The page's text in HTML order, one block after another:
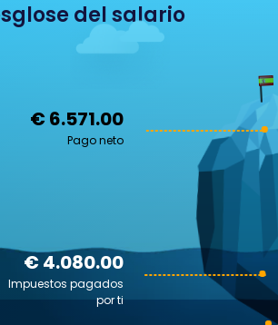
del salario
€ 6.571.00
Pago neto
€ 4.080.00
Impuestos pagados
por ti